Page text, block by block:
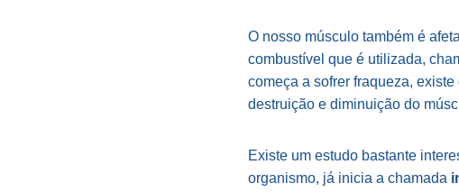
O nosso músculo também é
combustível que é utilizada,
começa a sofrer fraqueza,
destruição e diminuição do
Existe um estudo bastante
organismo, já inicia a chamada